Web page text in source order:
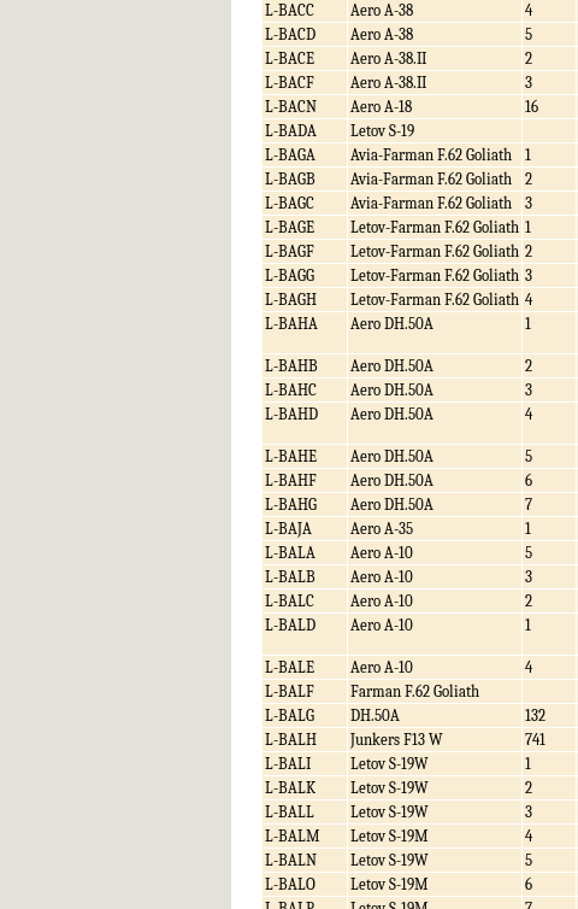
L-BACC
Aero A-38 4
L-BACD
Aero A-38 5
L-BACE
Aero A-38.II 2
L-BACF
Aero A-38.II 3
L-BACN
Aero A-18 16
L-BADA
Letov S-19
L-BAGA
Avia-Farman F.62 Goliath 1
L-BAGB
Avia-Farman F.62 Goliath 2
L-BAGC
Avia-Farman F.62 Goliath 3
L-BAGE
Letov-Farman F.62 Goliath 1
L-BAGF
Letov-Farman F.62 Goliath 2
L-BAGG
Letov-Farman F.62 Goliath 3
L-BAGH
Letov-Farman F.62 Goliath 4
L-BAHA
Aero DH.50A 1
L-BAHB
Aero DH.50A 2
L-BAHC
Aero DH.50A 3
L-BAHD
Aero DH.50A 4
L-BAHE
Aero DH.50A 5
L-BAHF
Aero DH.50A 6
L-BAHG
Aero DH.50A 7
L-BAJA
Aero A-35 1
L-BALA
Aero A-10 5
L-BALB
Aero A-10 3
L-BALC
Aero A-10 2
L-BALD
Aero A-10 1
L-BALE
Aero A-10 4
L-BALF
Farman F.62 Goliath
L-BALG
DH.50A 132
L-BALH
Junkers F13 W 741
L-BALI
Letov S-19W 1
L-BALK
Letov S-19W 2
L-BALL
Letov S-19W 3
L-BALM
Letov S-19M 4
L-BALN
Letov S-19W 5
L-BALO
Letov S-19M 6